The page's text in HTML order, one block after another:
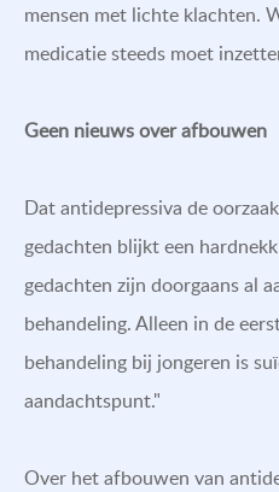
mensen met lichte klachten.
medicatie steeds moet
Geen nieuws over afbouwen
Dat antidepressiva de
gedachten blijkt een
gedachten zijn doorgaans al
behandeling. Alleen in de
behandeling bij jongeren is
aandachtspunt."
Over het afbouwen van